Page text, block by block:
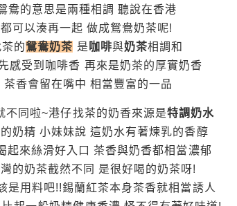
鴦的意思是兩種相調 聽說在香港
可以湊再一起 做成鴛鴦奶茶呢!
的鴛鴦奶茶 是 咖啡與奶茶相調和
感受到咖啡香 再來是奶茶的厚實奶香
茶香會留在嘴中 相當豐富的一品
不同啦~港仔找茶的奶香來源是特調奶水
奶精 小妹妹說 這奶水有著煉乳的香醇
起來絲滑好入口 茶香與奶香都相當濃郁
的奶茶截然不同 是很好喝的奶茶呀!
是用料吧!!錫蘭紅茶本身茶香就相當誘人